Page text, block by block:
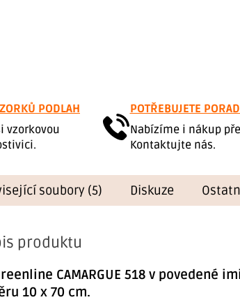
PODLAH
vzorkovou
POTŘEBUJETE
Nabízíme i nákup
Kontaktujte nás.
soubory (5) Diskuze
produktu
CAMARGUE 518 v povedené
10 x 70 cm.